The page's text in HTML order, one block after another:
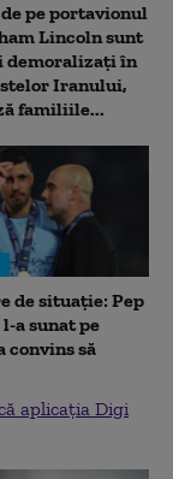
pe portavionul
Lincoln sunt
demoralizați în
Iranului,
familiile...
de situație: Pep
a sunat pe
convins să
aplicația Digi